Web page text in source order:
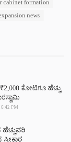
cabinet formation
news
ಕೋಟಿಗೂ ಹೆಚ್ಚು
PM